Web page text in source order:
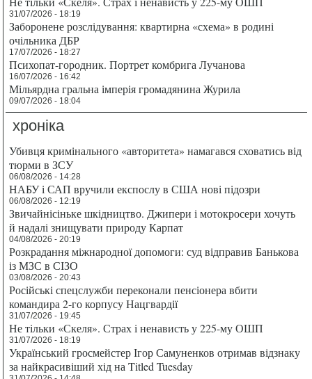
31/07/2026 - 18:19
Заборонене розслідування: квартирна «схема» в родині
очільника ДБР
17/07/2026 - 18:27
Психопат-городник. Портрет комбрига Лучанова
16/07/2026 - 16:42
Мільярдна гральна імперія громадянина Журила
09/07/2026 - 18:04
хроніка
Убивця кримінального «авторитета» намагався сховатись від
тюрми в ЗСУ
06/08/2026 - 14:28
НАБУ і САП вручили експослу в США нові підозри
06/08/2026 - 12:19
Звичайнісіньке шкідництво. Джипери і мотокросери хочуть
й надалі знищувати природу Карпат
04/08/2026 - 20:19
Розкрадання міжнародної допомоги: суд відправив Банькова
із МЗС в СІЗО
03/08/2026 - 20:43
Російські спецслужби переконали пенсіонера вбити
командира 2-го корпусу Нацгвардії
31/07/2026 - 19:45
Не тільки «Скеля». Страх і ненависть у 225-му ОШП
31/07/2026 - 18:19
Український гросмейстер Ігор Самуненков отримав відзнаку
за найкрасивіший хід на Titled Tuesday